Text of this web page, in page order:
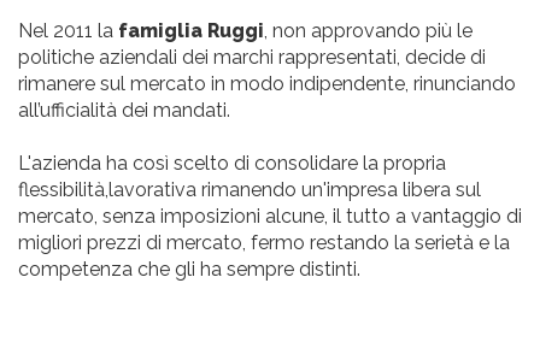
Nel 2011 la famiglia Ruggi , non approvando più le
politiche aziendali dei marchi rappresentati, decide di
rimanere sul mercato in modo indipendente, rinunciando
all’ufficialità dei mandati.
L'azienda ha così scelto di consolidare la propria
flessibilità,lavorativa rimanendo un'impresa libera sul
mercato, senza imposizioni alcune, il tutto a vantaggio di
migliori prezzi di mercato, fermo restando la serietà e la
competenza che gli ha sempre distinti.